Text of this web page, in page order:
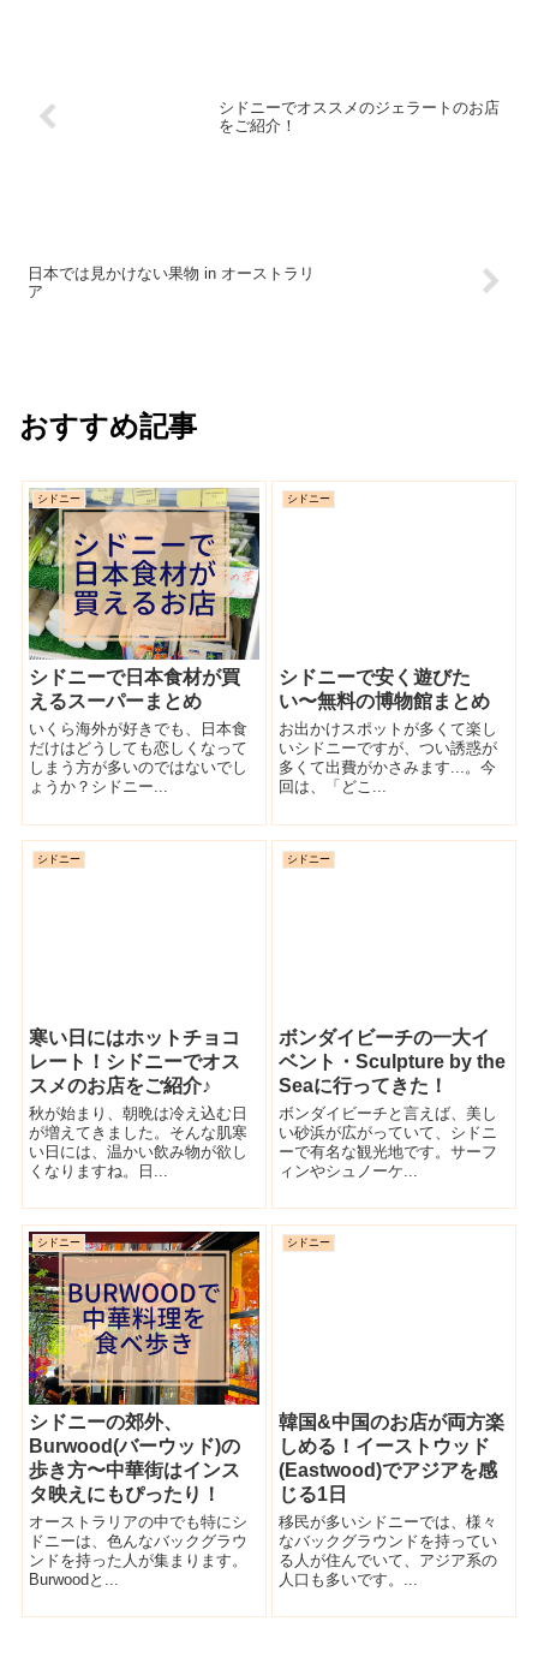
シドニーでオススメのジェラートのお店
をご紹介！
日本では見かけない果物 in オーストラリ
ア
おすすめ記事
シドニー
シドニーで日本食材が買
えるスーパーまとめ
いくら海外が好きでも、日本食
だけはどうしても恋しくなって
しまう方が多いのではないでし
ょうか？シドニー...
シドニー
シドニーで安く遊びた
い〜無料の博物館まとめ
お出かけスポットが多くて楽し
いシドニーですが、つい誘惑が
多くて出費がかさみます...。今
回は、「どこ...
シドニー
寒い日にはホットチョコ
レート！シドニーでオス
スメのお店をご紹介♪
秋が始まり、朝晩は冷え込む日
が増えてきました。そんな肌寒
い日には、温かい飲み物が欲し
くなりますね。日...
シドニー
ボンダイビーチの一大イ
ベント・Sculpture by the
Seaに行ってきた！
ボンダイビーチと言えば、美し
い砂浜が広がっていて、シドニ
ーで有名な観光地です。サーフ
ィンやシュノーケ...
シドニー
シドニーの郊外、
Burwood(バーウッド)の
歩き方〜中華街はインス
タ映えにもぴったり！
オーストラリアの中でも特にシ
ドニーは、色んなバックグラウ
ンドを持った人が集まります。
Burwoodと...
シドニー
韓国&中国のお店が両方楽
しめる！イーストウッド
(Eastwood)でアジアを感
じる1日
移民が多いシドニーでは、様々
なバックグラウンドを持ってい
る人が住んでいて、アジア系の
人口も多いです。...